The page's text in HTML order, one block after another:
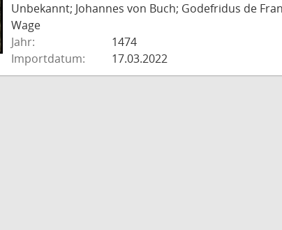
Unbekannt; Johannes von Buch; Godefridus de
Wage
Jahr:
1474
Importdatum:
17.03.2022